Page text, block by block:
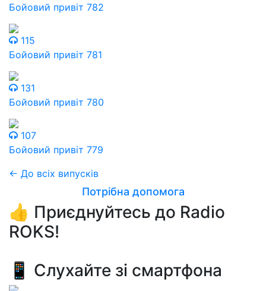
Бойовий привіт 782
115
Бойовий привіт 781
131
Бойовий привіт 780
107
Бойовий привіт 779
← До всіх випусків
Потрібна допомога
👍 Приєднуйтесь до Radio
ROKS!
📱 Слухайте зі смартфона